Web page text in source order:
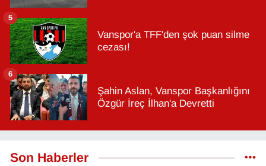
Vanspor'a TFF'den şok puan silme
cezası!
5
Şahin Aslan, Vanspor Başkanlığını
Özgür İreç İlhan'a Devretti
6
Son Haberler